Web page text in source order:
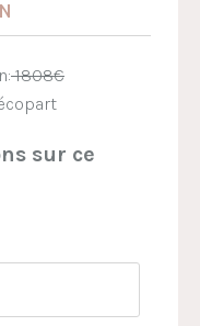
1808€
sur ce